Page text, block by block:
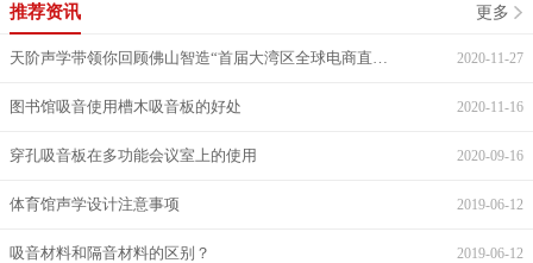
推荐资讯 更多
2020-11-27
图书馆吸音使用槽木吸音板的好处 2020-11-16
穿孔吸音板在多功能会议室上的使用 2020-09-16
体育馆声学设计注意事项 2019-06-12
吸音材料和隔音材料的区别？ 2019-06-12